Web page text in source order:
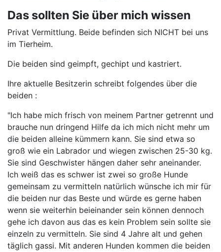
Das sollten Sie über mich wissen
Privat Vermittlung. Beide befinden sich NICHT bei uns
im Tierheim.
Die beiden sind geimpft, gechipt und kastriert.
Ihre aktuelle Besitzerin schreibt folgendes über die
beiden :
"Ich habe mich frisch von meinem Partner getrennt und
brauche nun dringend Hilfe da ich mich nicht mehr um
die beiden alleine kümmern kann. Sie sind etwa so
groß wie ein Labrador und wiegen zwischen 25-30 kg.
Sie sind Geschwister hängen daher sehr aneinander.
Ich weiß das es schwer ist zwei so große Hunde
gemeinsam zu vermitteln natürlich wünsche ich mir für
die beiden nur das Beste und würde es gerne haben
wenn sie weiterhin beieinander sein können dennoch
gehe ich davon aus das es kein Problem sein sollte sie
einzeln zu vermitteln. Sie sind 4 Jahre alt und gehen
täglich gassi. Mit anderen Hunden kommen die beiden